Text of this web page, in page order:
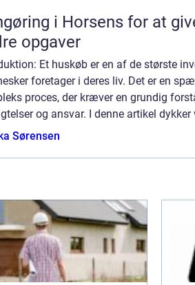
i Horsens for at
opgaver
Et huskøb er en af de største
foretager i deres liv. Det er en
proces, der kræver en grundig
og ansvar. I denne artikel dykker
Sørensen